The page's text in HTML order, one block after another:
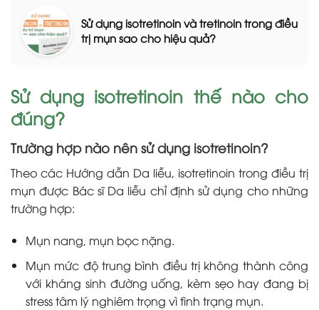
Sử dụng isotretinoin và tretinoin trong điều
trị mụn sao cho hiệu quả?
Sử dụng isotretinoin thế nào cho
đúng?
Trường hợp nào nên sử dụng isotretinoin?
Theo các Hướng dẫn Da liễu, isotretinoin trong điều trị
mụn được Bác sĩ Da liễu chỉ định sử dụng cho những
trường hợp:
Mụn nang, mụn bọc nặng.
Mụn mức độ trung bình điều trị không thành công
với kháng sinh đường uống, kèm sẹo hay đang bị
stress tâm lý nghiêm trọng vì tình trạng mụn.